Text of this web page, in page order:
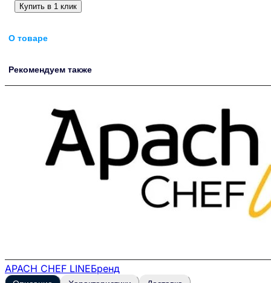
Купить в 1 клик
О товаре
Рекомендуем также
APACH CHEF LINEБренд